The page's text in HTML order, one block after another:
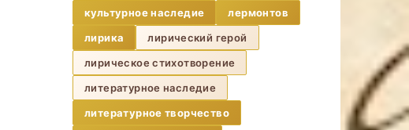
культурное наследие
лермонтов
лирика
лирический герой
лирическое стихотворение
литературное наследие
литературное творчество